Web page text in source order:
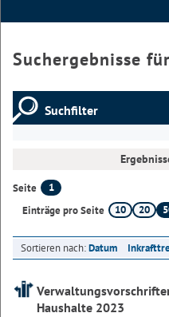
Suchergebnisse
Suchfilter
Seite
1
Einträge pro Seite
10 20
Sortieren nach:Datum
Haushalte 2023